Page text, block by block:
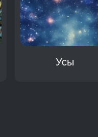
Усы